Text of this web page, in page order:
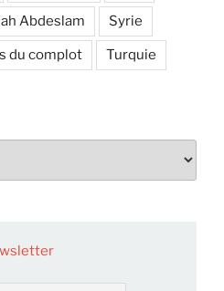
Abdeslam Syrie
du complot Turquie